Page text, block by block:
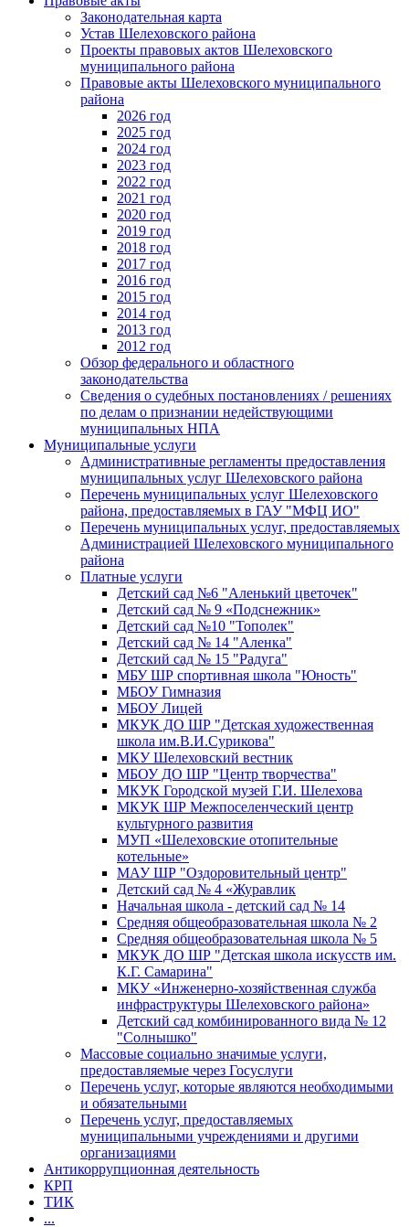
Законодательная карта
Устав Шелеховского района
Проекты правовых актов Шелеховского
муниципального района
Правовые акты Шелеховского муниципального
района
2026 год
2025 год
2024 год
2023 год
2022 год
2021 год
2020 год
2019 год
2018 год
2017 год
2016 год
2015 год
2014 год
2013 год
2012 год
Обзор федерального и областного
законодательства
Сведения о судебных постановлениях / решениях
по делам о признании недействующими
муниципальных НПА
Муниципальные услуги
Административные регламенты предоставления
муниципальных услуг Шелеховского района
Перечень муниципальных услуг Шелеховского
района, предоставляемых в ГАУ "МФЦ ИО"
Перечень муниципальных услуг, предоставляемых
Администрацией Шелеховского муниципального
района
Платные услуги
Детский сад №6 "Аленький цветочек"
Детский сад № 9 «Подснежник»
Детский сад №10 "Тополек"
Детский сад № 14 "Аленка"
Детский сад № 15 "Радуга"
МБУ ШР спортивная школа "Юность"
МБОУ Гимназия
МБОУ Лицей
МКУК ДО ШР "Детская художественная
школа им.В.И.Сурикова"
МКУ Шелеховский вестник
МБОУ ДО ШР "Центр творчества"
МКУК Городской музей Г.И. Шелехова
МКУК ШР Межпоселенческий центр
культурного развития
МУП «Шелеховские отопительные
котельные»
МАУ ШР "Оздоровительный центр"
Детский сад № 4 «Журавлик
Начальная школа - детский сад № 14
Средняя общеобразовательная школа № 2
Средняя общеобразовательная школа № 5
МКУК ДО ШР "Детская школа искусств им.
К.Г. Самарина"
МКУ «Инженерно-хозяйственная служба
инфраструктуры Шелеховского района»
Детский сад комбинированного вида № 12
"Солнышко"
Массовые социально значимые услуги,
предоставляемые через Госуслуги
Перечень услуг, которые являются необходимыми
и обязательными
Перечень услуг, предоставляемых
муниципальными учреждениями и другими
организациями
Антикоррупционная деятельность
КРП
ТИК
...